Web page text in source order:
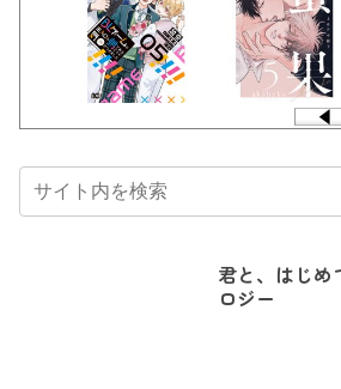
君と、はじめ
ロジー